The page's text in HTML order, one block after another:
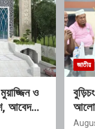
ও
আবেদনের
জাতীয়
নতুন